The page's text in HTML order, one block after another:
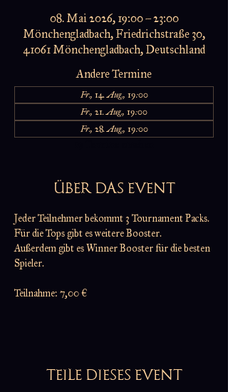
08. Mai 2026, 19:00 – 23:00
Mönchengladbach, Friedrichstraße 30,
41061 Mönchengladbach, Deutschland
Andere Termine
Fr., 14. Aug., 19:00
Fr., 21. Aug., 19:00
Fr., 28. Aug., 19:00
ÜBER DAS EVENT
Jeder Teilnehmer bekommt 3 Tournament Packs.
Für die Tops gibt es weitere Booster.
Außerdem gibt es Winner Booster für die besten
Spieler.
Teilnahme: 7,00 €
TEILE DIESES EVENT